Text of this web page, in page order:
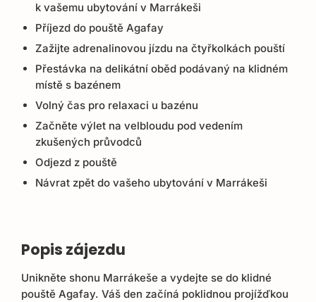
k vašemu ubytování v Marrákeši
Příjezd do pouště Agafay
Zažijte adrenalinovou jízdu na čtyřkolkách pouští
Přestávka na delikátní oběd podávaný na klidném
místě s bazénem
Volný čas pro relaxaci u bazénu
Začněte výlet na velbloudu pod vedením
zkušených průvodců
Odjezd z pouště
Návrat zpět do vašeho ubytování v Marrákeši
Popis zájezdu
Unikněte shonu Marrákeše a vydejte se do klidné
pouště Agafay. Váš den začíná poklidnou projížďkou